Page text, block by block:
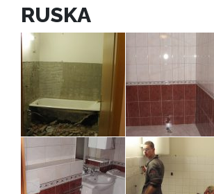
RUSKA